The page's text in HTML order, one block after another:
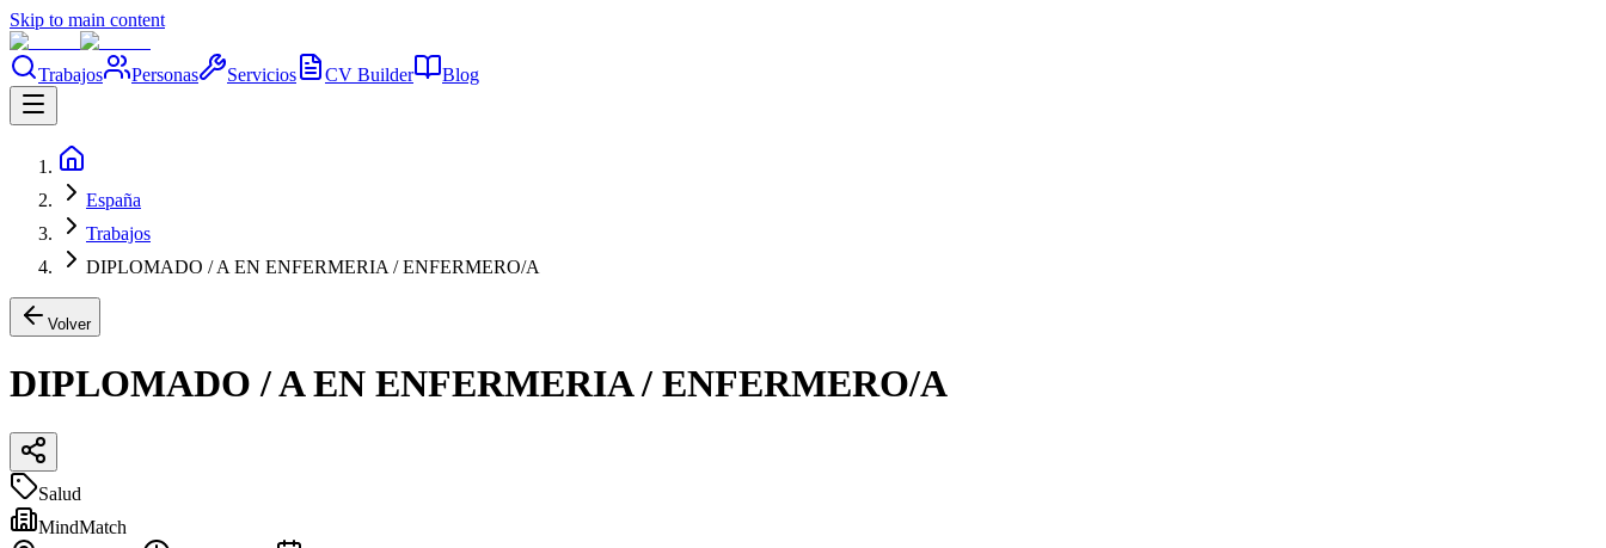
Skip to main content
Trabajos Personas Servicios CV Builder Blog
España
Trabajos
DIPLOMADO / A EN ENFERMERIA / ENFERMERO/A
Volver
DIPLOMADO / A EN ENFERMERIA / ENFERMERO/A
Salud
MindMatch